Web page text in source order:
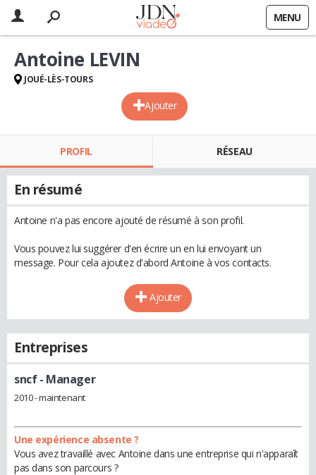
MENU
Ajouter
Antoine LEVIN
JOUÉ-LÈS-TOURS
PROFIL RÉSEAU
En résumé
Antoine n'a pas encore ajouté de résumé à son profil.
Vous pouvez lui suggérer d'en écrire un en lui envoyant un
message. Pour cela ajoutez d'abord Antoine à vos contacts.
Ajouter
Entreprises
sncf- Manager
2010 - maintenant
Une expérience absente ?
Vous avez travaillé avec Antoine dans une entreprise qui n'apparaît
pas dans son parcours ?